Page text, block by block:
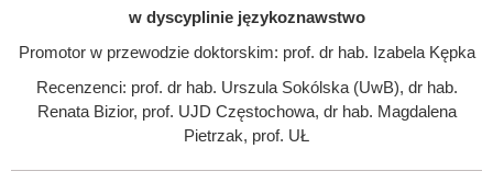
w dyscyplinie językoznawstwo
Promotor w przewodzie doktorskim: prof. dr hab. Izabela Kępka
Recenzenci: prof. dr hab. Urszula Sokólska (UwB), dr hab.
Renata Bizior, prof. UJD Częstochowa, dr hab. Magdalena
Pietrzak, prof. UŁ